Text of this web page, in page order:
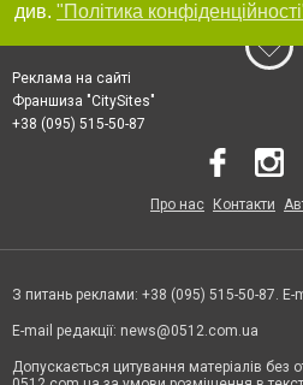
див. "Політика
Реклама на сайті
Франшиза "CitySites"
+38 (095) 515-50-87
Про нас Контакти
З питань реклами: +38 (095) 515-50-87. E-
E-mail редакції: news@0512.com.ua
Допускається цитування матеріалів без